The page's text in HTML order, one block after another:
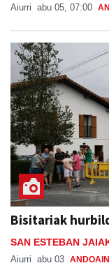
Aiurri abu 05, 07:00
Bisitariak
SAN ESTEBAN
Aiurri abu 03 ANDOAIN